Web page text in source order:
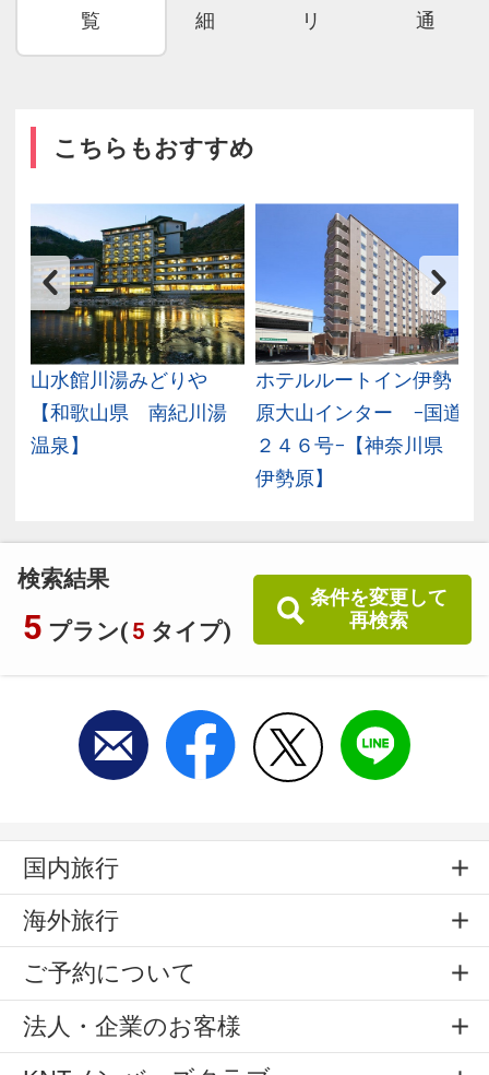
検索結果
5 プラン( 5 タイプ)
条件を変更して
再検索
覧
細
リ
通
こちらもおすすめ
山水館川湯みどりや
【和歌山県 南紀川湯
温泉】
ホテルルートイン伊勢
原大山インター −国道
２４６号−【神奈川県
伊勢原】
国内旅行
海外旅行
ご予約について
法人・企業のお客様